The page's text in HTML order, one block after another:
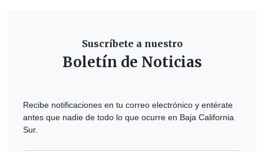
Suscríbete a nuestro
Boletín de Noticias
Recibe notificaciones en tu correo electrónico y entérate
antes que nadie de todo lo que ocurre en Baja California
Sur.